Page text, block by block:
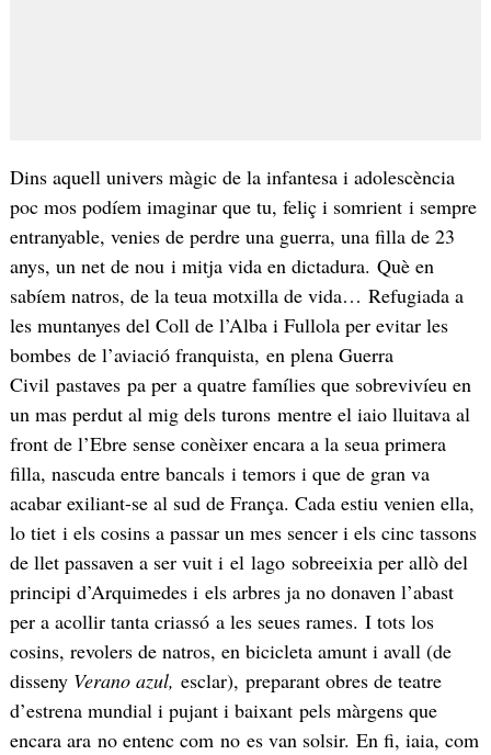
Dins aquell univers màgic de la infantesa i adolescència
poc mos podíem imaginar que tu, feliç i somrient i sempre
entranyable, venies de perdre una guerra, una filla de 23
anys, un net de nou i mitja vida en dictadura. Què en
sabíem natros, de la teua motxilla de vida… Refugiada a
les muntanyes del Coll de l’Alba i Fullola per evitar les
bombes de l’aviació franquista, en plena Guerra
Civil pastaves pa per a quatre famílies que sobrevivíeu en
un mas perdut al mig dels turons mentre el iaio lluitava al
front de l’Ebre sense conèixer encara a la seua primera
filla, nascuda entre bancals i temors i que de gran va
acabar exiliant-se al sud de França. Cada estiu venien ella,
lo tiet i els cosins a passar un mes sencer i els cinc tassons
de llet passaven a ser vuit i el lago sobreeixia per allò del
principi d’Arquimedes i els arbres ja no donaven l’abast
per a acollir tanta criassó a les seues rames. I tots los
cosins, revolers de natros, en bicicleta amunt i avall (de
disseny Verano azul, esclar), preparant obres de teatre
d’estrena mundial i pujant i baixant pels màrgens que
encara ara no entenc com no es van solsir. En fi, iaia, com